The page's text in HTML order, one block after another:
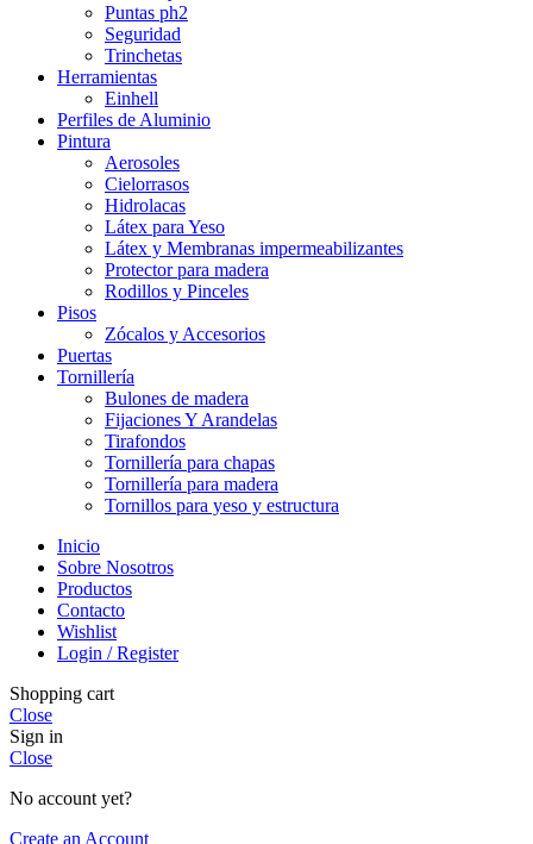
Puntas ph2
Seguridad
Trinchetas
Herramientas
Einhell
Perfiles de Aluminio
Pintura
Aerosoles
Cielorrasos
Hidrolacas
Látex para Yeso
Látex y Membranas impermeabilizantes
Protector para madera
Rodillos y Pinceles
Pisos
Zócalos y Accesorios
Puertas
Tornillería
Bulones de madera
Fijaciones Y Arandelas
Tirafondos
Tornillería para chapas
Tornillería para madera
Tornillos para yeso y estructura
Inicio
Sobre Nosotros
Productos
Contacto
Wishlist
Login / Register
Shopping cart
Close
Sign in
Close
No account yet?
Create an Account